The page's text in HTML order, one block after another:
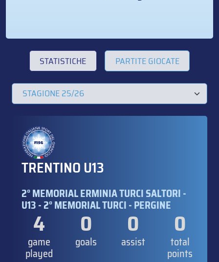
STATISTICHE PARTITE GIOCATE
TRENTINO U13
2° MEMORIAL ERMINIA TURCI SALTORI -
U13 - 2° MEMORIAL TURCI - PERGINE
4
game
played
0
goals
0
assist
0
total
points